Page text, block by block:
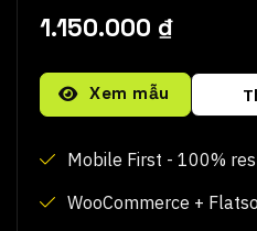
1.150.000 ₫
Xem mẫu
Mobile First - 100%
WooCommerce +